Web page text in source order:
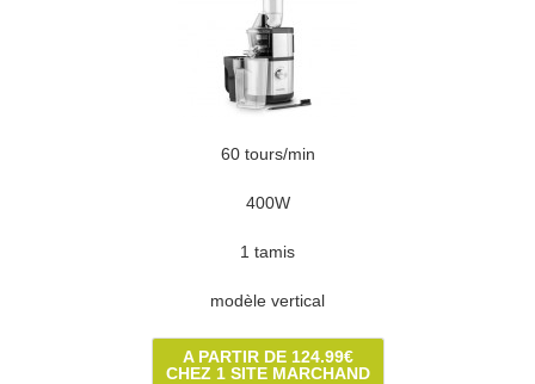
60 tours/min
400W
1 tamis
modèle vertical
A PARTIR DE 124.99€
CHEZ 1 SITE MARCHAND